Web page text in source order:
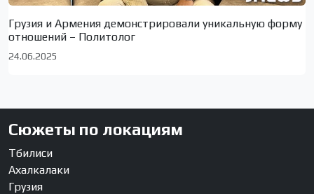
Грузия и Армения демонстрировали уникальную форму
отношений – Политолог
24.06.2025
Сюжеты по локациям
Тбилиси
Ахалкалаки
Грузия